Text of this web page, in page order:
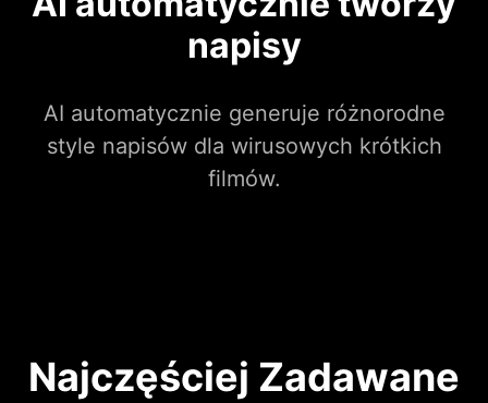
napisy
AI automatycznie generuje różnorodne
style napisów dla wirusowych krótkich
filmów.
Najczęściej Zadawane